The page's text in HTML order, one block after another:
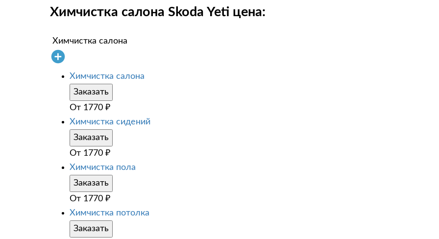
Химчистка салона Skoda Yeti цена:
Химчистка салона
Химчистка салона
Заказать
От 1770 ₽
Химчистка сидений
Заказать
От 1770 ₽
Химчистка пола
Заказать
От 1770 ₽
Химчистка потолка
Заказать